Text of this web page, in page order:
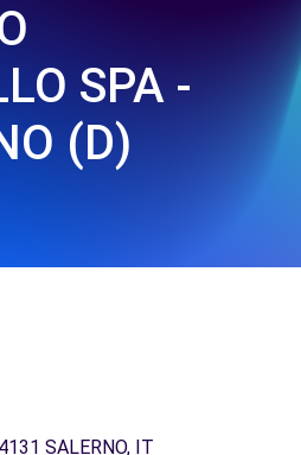
SPA -
(D)
SALERNO, IT